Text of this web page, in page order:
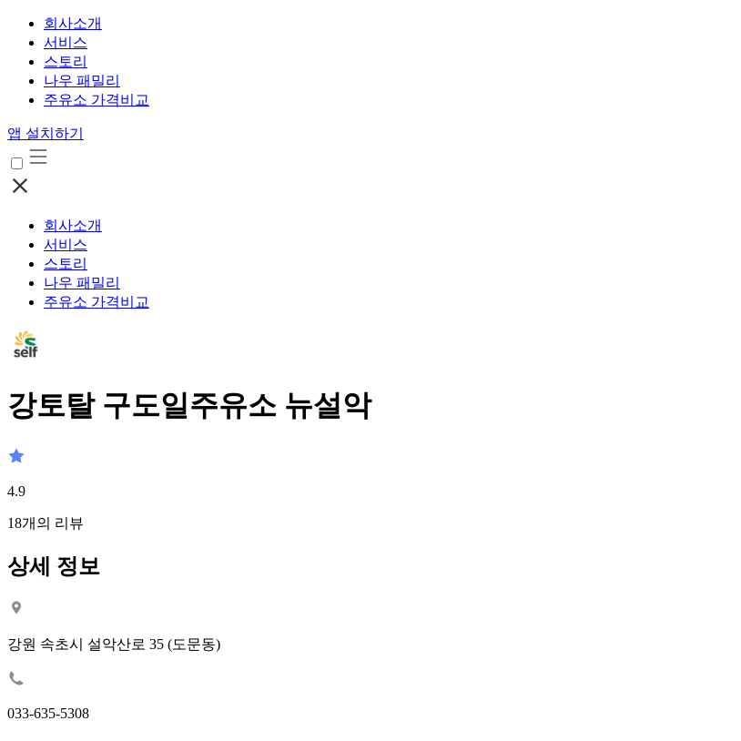
회사소개
서비스
스토리
나우 패밀리
주유소 가격비교
앱 설치하기
회사소개
서비스
스토리
나우 패밀리
주유소 가격비교
강토탈 구도일주유소 뉴설악
4.9
18개의 리뷰
상세 정보
강원 속초시 설악산로 35 (도문동)
033-635-5308